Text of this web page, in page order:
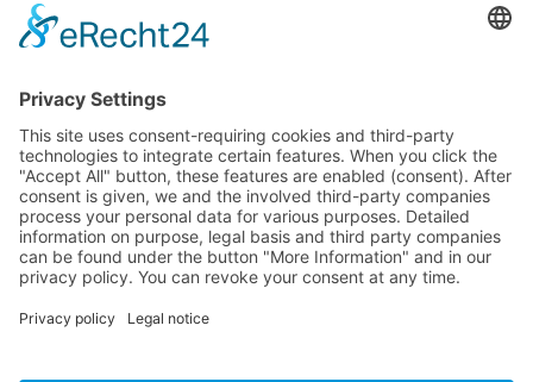
CONTACTO POR FORMULARIO
PRODUCTOS
USUARIOS